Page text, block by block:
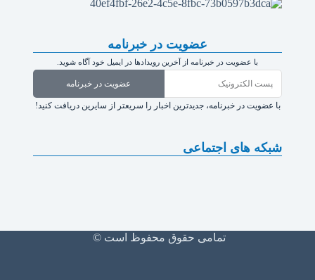
عضویت در خبرنامه
با عضویت در خبرنامه از آخرین رویدادها در ایمیل خود آگاه شوید.
عضویت در خبرنامه
با عضویت در خبرنامه، جدیدترین اخبار را سریعتر از سایرین دریافت کنید!
شبکه های اجتماعی
تمامی حقوق محفوظ است ©